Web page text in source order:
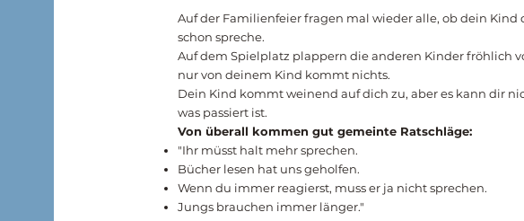
Auf der Familienfeier fragen mal wieder alle, ob dein Kind
schon spreche.
Auf dem Spielplatz plappern die anderen Kinder fröhlich
nur von deinem Kind kommt nichts.
Dein Kind kommt weinend auf dich zu, aber es kann dir
was passiert ist.
Von überall kommen gut gemeinte Ratschläge:
"Ihr müsst halt mehr sprechen.
Bücher lesen hat uns geholfen.
Wenn du immer reagierst, muss er ja nicht sprechen.
Jungs brauchen immer länger."